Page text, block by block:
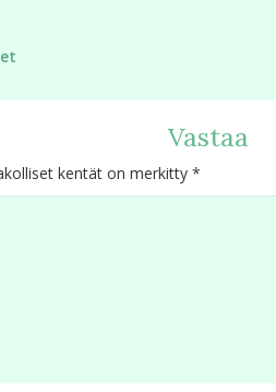
Vastaa
kentät on merkitty *